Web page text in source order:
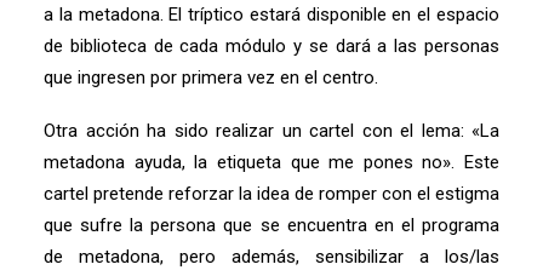
a la metadona. El tríptico estará disponible en el espacio
de biblioteca de cada módulo y se dará a las personas
que ingresen por primera vez en el centro.
Otra acción ha sido realizar un cartel con el lema: «La
metadona ayuda, la etiqueta que me pones no». Este
cartel pretende reforzar la idea de romper con el estigma
que sufre la persona que se encuentra en el programa
de metadona, pero además, sensibilizar a los/las